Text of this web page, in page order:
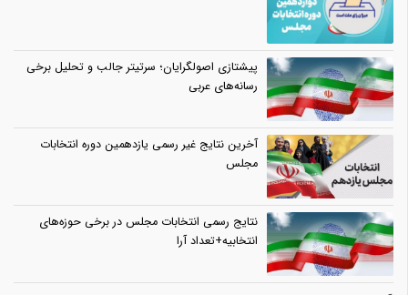
پیشتازی اصولگرایان؛ سرتیتر جالب و تحلیل برخی
رسانه‌های عربی
آخرین نتایج غیر رسمی یازدهمین دوره انتخابات
مجلس
نتایج رسمی انتخابات مجلس در برخی حوزه‌های
انتخابیه+تعداد آرا